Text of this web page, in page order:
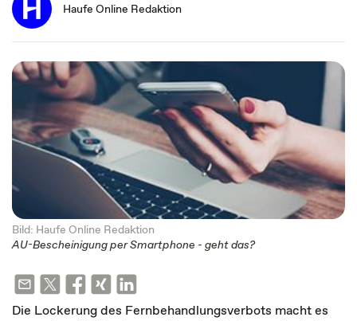
Haufe Online Redaktion
Bild: Haufe Online Redaktion
AU-Bescheinigung per Smartphone - geht das?
Die Lockerung des Fernbehandlungsverbots macht es